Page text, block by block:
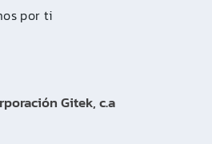
por ti
Gitek, c.a